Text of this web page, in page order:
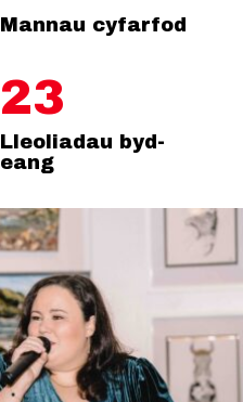
Mannau cyfarfod
23
Lleoliadau byd-
eang